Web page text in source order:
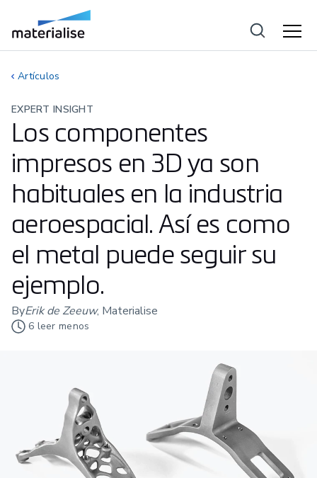
Artículos
EXPERT INSIGHT
Los componentes
impresos en 3D ya son
habituales en la industria
aeroespacial. Así es como
el metal puede seguir su
ejemplo.
ByErik de Zeeuw, Materialise
6 leer menos